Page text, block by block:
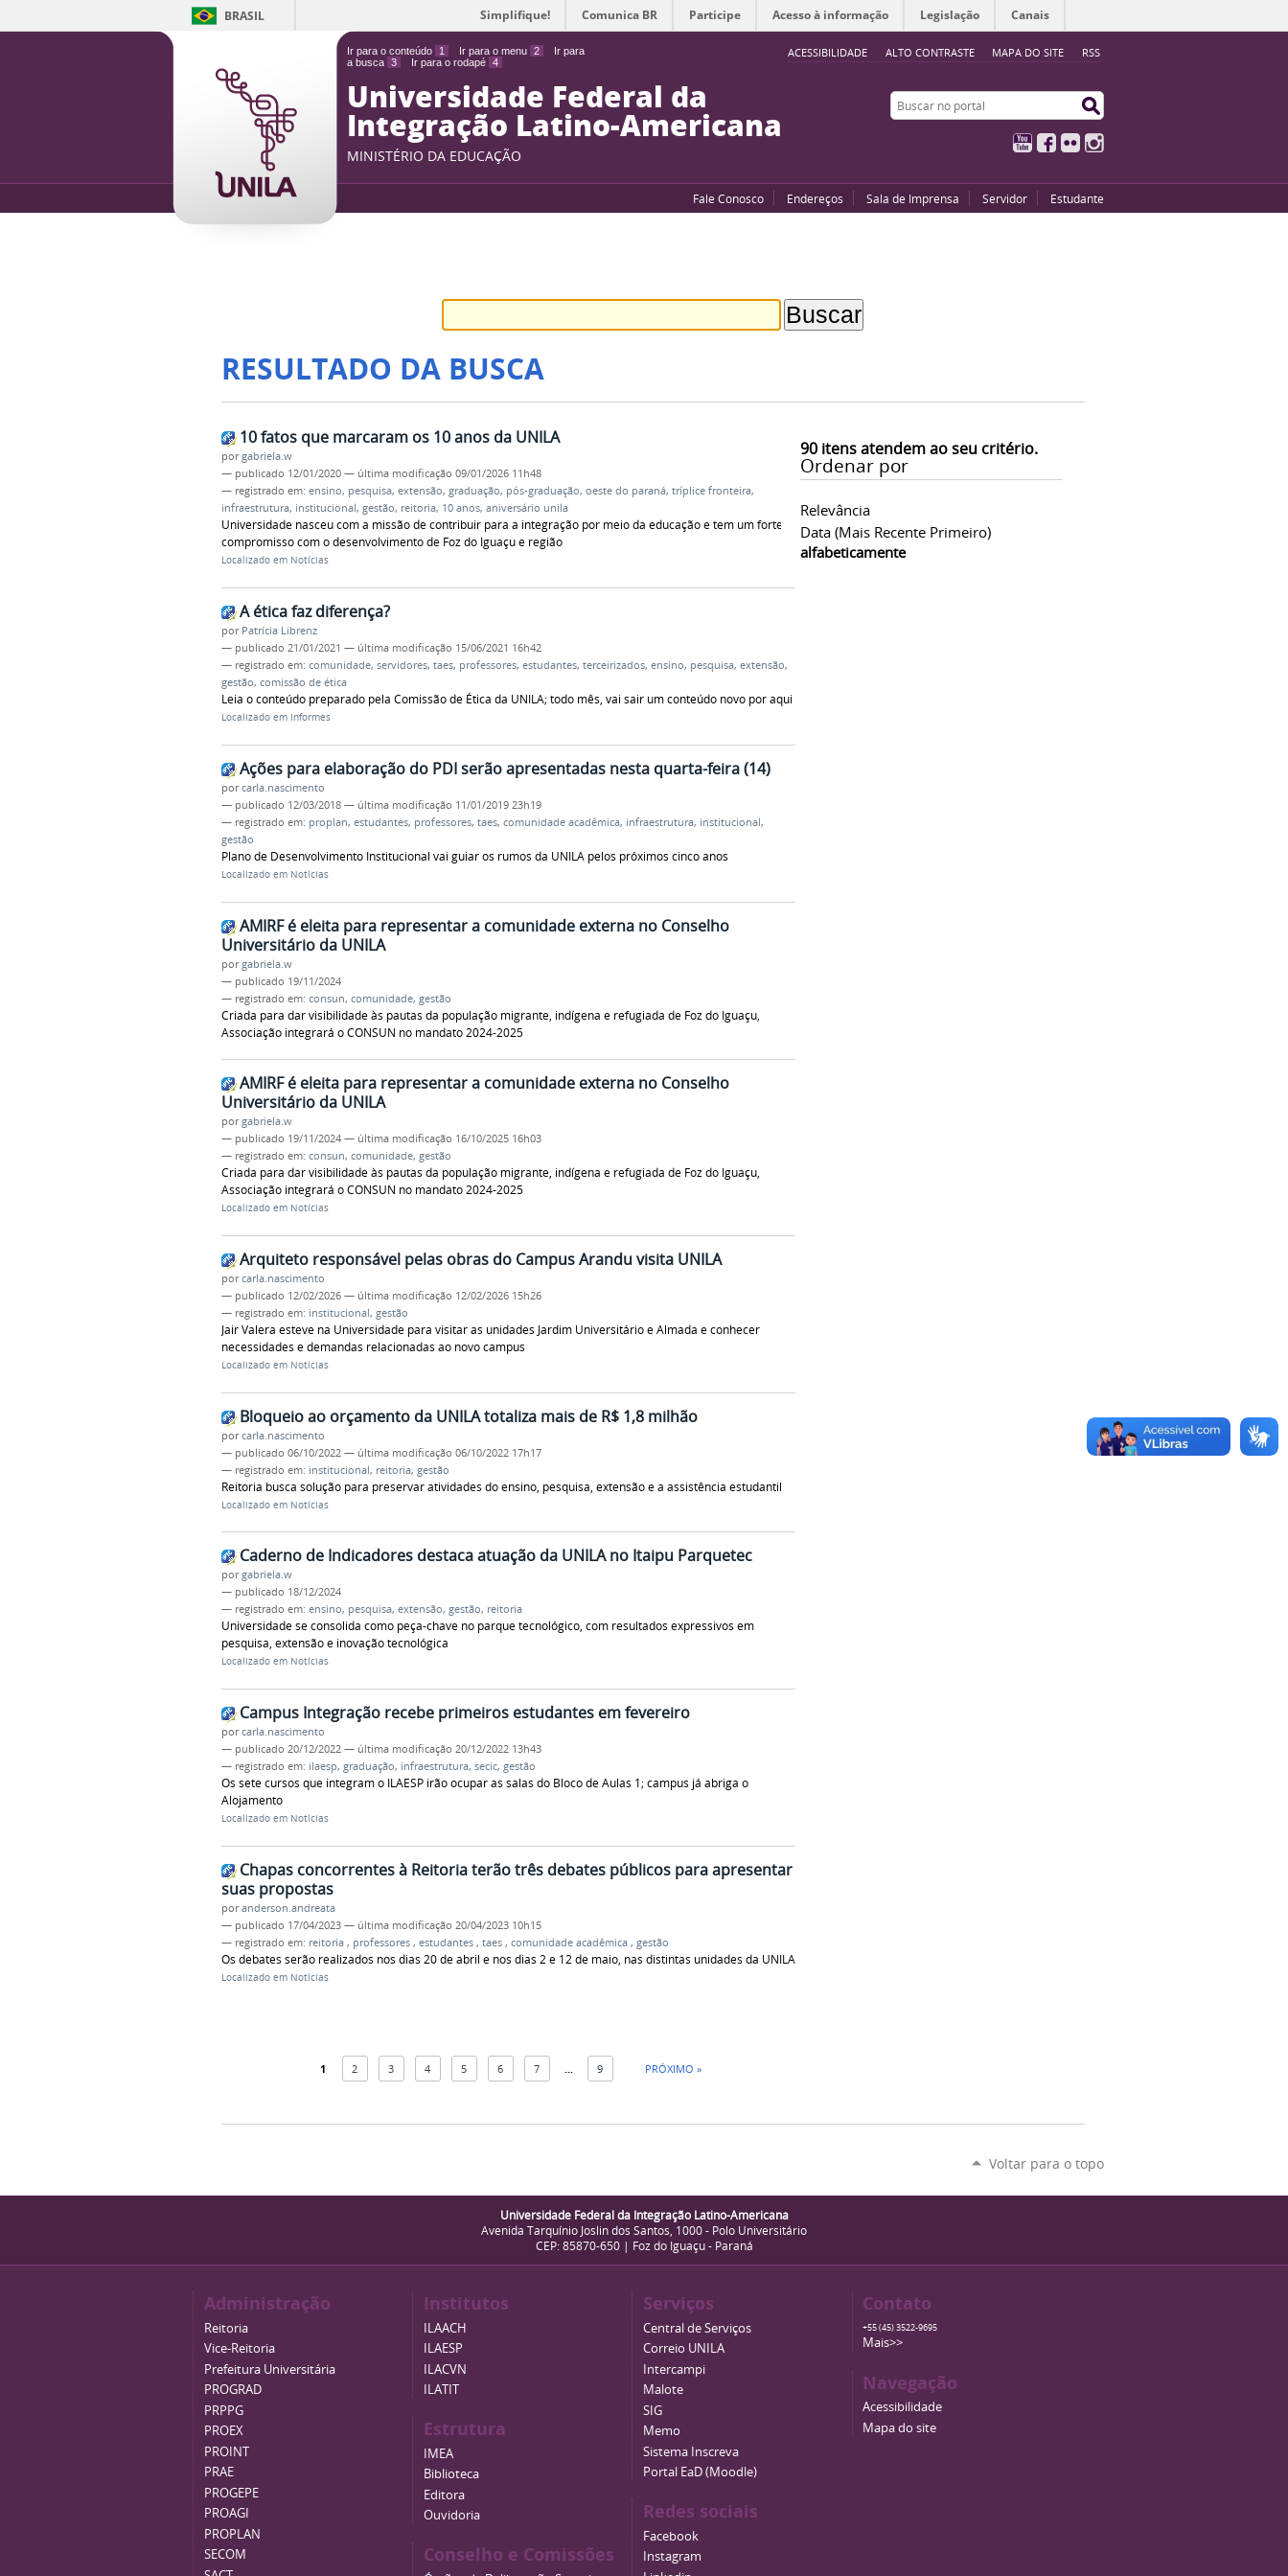
Ir para o conteúdo 1 Ir para o menu 2
Ir para
a busca 3 Ir para o rodapé 4
ACESSIBILIDADE ALTO CONTRASTE MAPA DO SITE RSS
BRASIL Simplifique! Comunica BR Participe Acesso à informação Legislação Canais
Universidade Federal da
Integração Latino-Americana
MINISTÉRIO DA EDUCAÇÃO
Buscar no portal
YouTubeFacebook
Flickr
Fale Conosco Endereços Sala de Imprensa Servidor Estudante
RESULTADO DA BUSCA
90itens atendem ao seu critério.
Ordenar por
Relevância
Data (mais Recente Primeiro)
alfabeticamente
10 fatos que marcaram os 10 anos da UNILA
porgabriela.w
— publicado 12/01/2020 — última modificação 09/01/2026 11h48
— registrado em: ensino, pesquisa, extensão, graduação, pós-graduação, oeste do paraná, tríplice fronteira,
infraestrutura, institucional, gestão, reitoria, 10 anos, aniversário unila
Universidade nasceu com a missão de contribuir para a integração por meio da educação e tem um forte
compromisso com o desenvolvimento de Foz do Iguaçu e região
Localizado em Notícias
A ética faz diferença?
por Patrícia Librenz
— publicado 21/01/2021 — última modificação 15/06/2021 16h42
— registrado em: comunidade, servidores, taes, professores, estudantes, terceirizados, ensino, pesquisa, extensão,
gestão, comissão de ética
Leia o conteúdo preparado pela Comissão de Ética da UNILA; todo mês, vai sair um conteúdo novo por aqui
Localizado em Informes
Ações para elaboração do PDI serão apresentadas nesta quarta-feira (14)
porcarla.nascimento
— publicado 12/03/2018 — última modificação 11/01/2019 23h19
— registrado em: proplan, estudantes, professores, taes, comunidade acadêmica, infraestrutura, institucional,
gestão
Plano de Desenvolvimento Institucional vai guiar os rumos da UNILA pelos próximos cinco anos
Localizado em Notícias
AMIRF é eleita para representar a comunidade externa no Conselho
Universitário da UNILA
porgabriela.w
— publicado 19/11/2024
— registrado em: consun, comunidade, gestão
Criada para dar visibilidade às pautas da população migrante, indígena e refugiada de Foz do Iguaçu,
Associação integrará o CONSUN no mandato 2024-2025
AMIRF é eleita para representar a comunidade externa no Conselho
Universitário da UNILA
porgabriela.w
— publicado 19/11/2024 — última modificação 16/10/2025 16h03
— registrado em: consun, comunidade, gestão
Criada para dar visibilidade às pautas da população migrante, indígena e refugiada de Foz do Iguaçu,
Associação integrará o CONSUN no mandato 2024-2025
Localizado em Notícias
Arquiteto responsável pelas obras do Campus Arandu visita UNILA
porcarla.nascimento
— publicado 12/02/2026 — última modificação 12/02/2026 15h26
— registrado em: institucional, gestão
Jair Valera esteve na Universidade para visitar as unidades Jardim Universitário e Almada e conhecer
necessidades e demandas relacionadas ao novo campus
Localizado em Notícias
Bloqueio ao orçamento da UNILA totaliza mais de R$ 1,8 milhão
porcarla.nascimento
— publicado 06/10/2022 — última modificação 06/10/2022 17h17
— registrado em: institucional, reitoria, gestão
Reitoria busca solução para preservar atividades do ensino, pesquisa, extensão e a assistência estudantil
Localizado em Notícias
Caderno de Indicadores destaca atuação da UNILA no Itaipu Parquetec
porgabriela.w
— publicado 18/12/2024
— registrado em: ensino, pesquisa, extensão, gestão, reitoria
Universidade se consolida como peça-chave no parque tecnológico, com resultados expressivos em
pesquisa, extensão e inovação tecnológica
Localizado em Notícias
Campus Integração recebe primeiros estudantes em fevereiro
porcarla.nascimento
— publicado 20/12/2022 — última modificação 20/12/2022 13h43
— registrado em: ilaesp, graduação, infraestrutura, secic, gestão
Os sete cursos que integram o ILAESP irão ocupar as salas do Bloco de Aulas 1; campus já abriga o
Alojamento
Localizado em Notícias
Chapas concorrentes à Reitoria terão três debates públicos para apresentar
suas propostas
poranderson.andreata
— publicado 17/04/2023 — última modificação 20/04/2023 10h15
— registrado em: reitoria , professores , estudantes , taes , comunidade acadêmica , gestão
Os debates serão realizados nos dias 20 de abril e nos dias 2 e 12 de maio, nas distintas unidades da UNILA
Localizado em Notícias
1 2 3 4 5 6 7 9 PRÓXIMO »
Voltar para o topo
Universidade Federal da Integração Latino-Americana
Avenida Tarquínio Joslin dos Santos, 1000 - Polo Universitário
CEP: 85870-650 | Foz do Iguaçu - Paraná
Administração
Reitoria
Vice-Reitoria
Prefeitura Universitária
PROGRAD
PRPPG
PROEX
PROINT
PRAE
PROGEPE
PROAGI
PROPLAN
SECOM
Institutos
ILAACH
ILAESP
ILACVN
ILATIT
Estrutura
IMEA
Biblioteca
Editora
Ouvidoria
Conselho e Comissões
Serviços
Central de Serviços
Correio UNILA
Intercampi
Malote
SIG
Memo
Sistema Inscreva
Portal EaD (Moodle)
Redes sociais
Facebook
Instagram
Contato
+55 (45) 3522-9695
Mais>>
Navegação
Acessibilidade
Mapa do site